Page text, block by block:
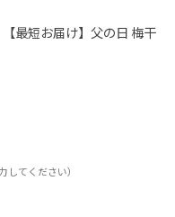
不定休
最短お届け】父の日 梅干
してください）